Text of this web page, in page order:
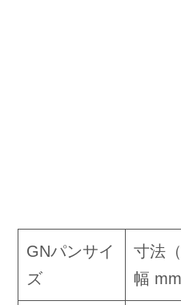
GNパンサイ
ズ
寸法
幅 mm